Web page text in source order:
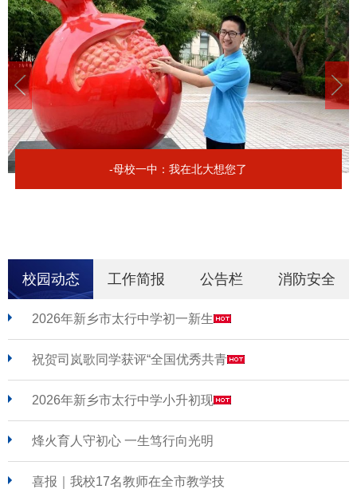
-母校一中：我在北大想您了
校园动态 工作简报 公告栏 消防安全
2026年新乡市太行中学初一新生
祝贺司岚歌同学获评“全国优秀共青
2026年新乡市太行中学小升初现
烽火育人守初心 一生笃行向光明
喜报｜我校17名教师在全市教学技